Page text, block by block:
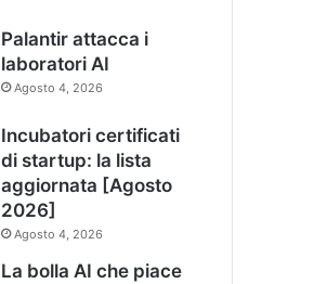
Palantir attacca i
laboratori AI
Agosto 4, 2026
Incubatori certificati
di startup: la lista
aggiornata [Agosto
2026]
Agosto 4, 2026
La bolla AI che piace